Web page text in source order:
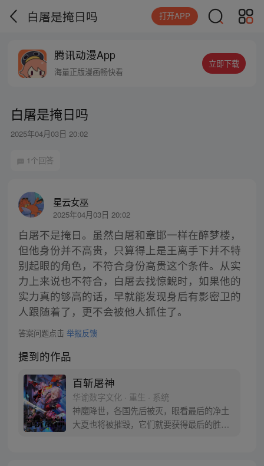
白屠是掩日吗 打开APP
腾讯动漫App
海量正版漫画畅快看
立即下载
白屠是掩日吗
2025年04月03日 20:02
1个回答
星云女巫
2025年04月03日 20:02
白屠不是掩日。虽然白屠和章邯一样在醉梦楼，
但他身份并不高贵，只算得上是王离手下并不特
别起眼的角色，不符合身份高贵这个条件。从实
力上来说也不符合，白屠去找惊鲵时，如果他的
实力真的够高的话，早就能发现身后有影密卫的
人跟随着了，更不会被他人抓住了。
答案问题点击 举报反馈
提到的作品
百斩屠神
华谕数字文化 · 重生 · 系统
神魔降世，各国先后被灭，眼看最后的净土
大夏也将被摧毁，它们就要获得最后的胜